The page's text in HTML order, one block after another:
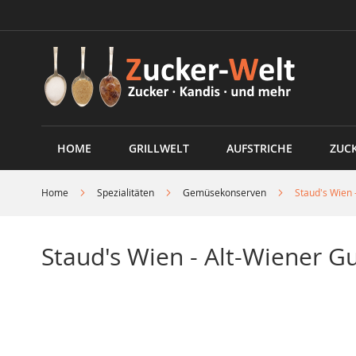
zum
HOME GRILLWELT AUFSTRICHE
Home Spezialitäten Gemüsekonserven Staud's Wien
Staud's Wien - Alt-Wiener